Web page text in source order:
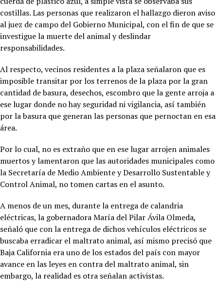
costillas. Las personas que realizaron el hallazgo dieron aviso
al juez de campo del Gobierno Municipal, con el fin de que se
investigue la muerte del animal y deslindar
responsabilidades.
Al respecto, vecinos residentes a la plaza señalaron que es
imposible transitar por los terrenos de la plaza por la gran
cantidad de basura, desechos, escombro que la gente arroja a
ese lugar donde no hay seguridad ni vigilancia, así también
por la basura que generan las personas que pernoctan en esa
área.
Por lo cual, no es extraño que en ese lugar arrojen animales
muertos y lamentaron que las autoridades municipales como
la Secretaría de Medio Ambiente y Desarrollo Sustentable y
Control Animal, no tomen cartas en el asunto.
A menos de un mes, durante la entrega de calandria
eléctricas, la gobernadora María del Pilar Ávila Olmeda,
señaló que con la entrega de dichos vehículos eléctricos se
buscaba erradicar el maltrato animal, así mismo precisó que
Baja California era uno de los estados del país con mayor
avance en las leyes en contra del maltrato animal, sin
embargo, la realidad es otra señalan activistas.